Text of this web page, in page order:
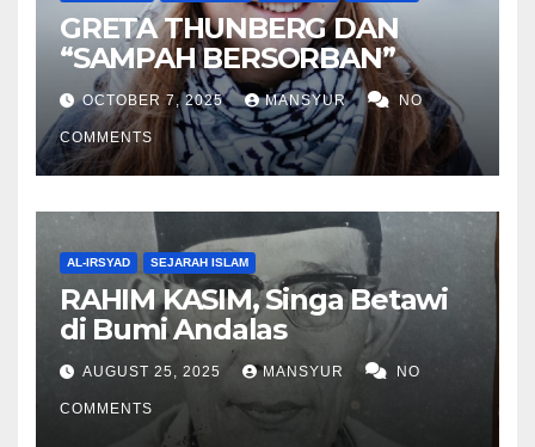
GRETA THUNBERG DAN
“SAMPAH BERSORBAN”
OCTOBER 7, 2025 MANSYUR NO
COMMENTS
AL-IRSYAD SEJARAH ISLAM
RAHIM KASIM, Singa Betawi
di Bumi Andalas
AUGUST 25, 2025 MANSYUR NO
COMMENTS